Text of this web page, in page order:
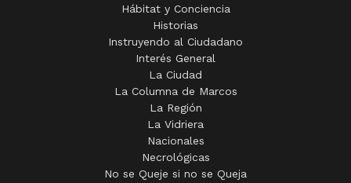
Hábitat y Conciencia
Historias
Instruyendo al Ciudadano
Interés General
La Ciudad
La Columna de Marcos
La Región
La Vidriera
Nacionales
Necrológicas
No se Queje si no se Queja